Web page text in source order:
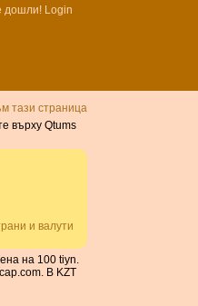
дошли! Login
тази страница
върху Qtums
и валути
на 100 tiyn.
В KZT